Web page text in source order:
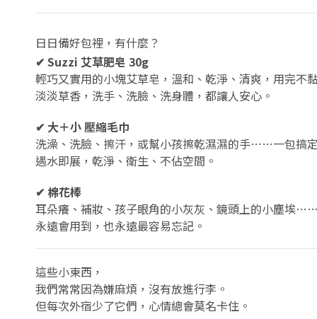
日日備好包裡，有什麼？
✔ Suzzi 艾草肥皂 30g
輕巧又實用的小塊艾草皂，溫和、乾淨、清爽，用完不
淡淡草香，洗手、洗臉、洗身體，都讓人安心。
✔ 大＋小 壓縮毛巾
洗澡、洗臉、擦汗，或幫小孩擦乾濕濕的手……一包搞
遇水即展，乾淨、衛生、不佔空間。
✔ 棉花棒
耳朵癢、補妝、孩子眼角的小灰灰、鏡頭上的小塵埃……
永遠會用到，也永遠最容易忘記。
這些小東西，
我們常常因為嫌麻煩，沒有放進行李。
但每次外宿少了它們，心情總會莫名卡住。